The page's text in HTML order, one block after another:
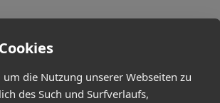
um die Nutzung unserer Webseiten zu
des Such und Surfverlaufs,